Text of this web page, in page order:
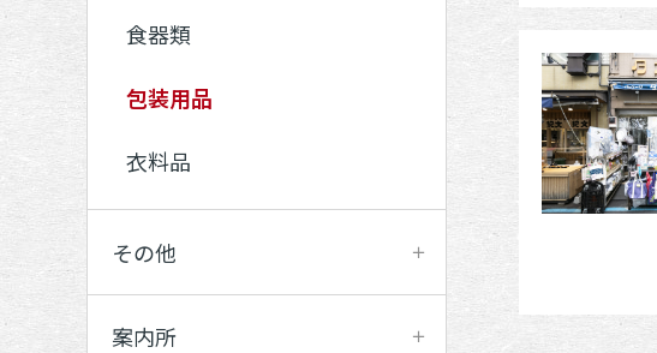
食器類
包装用品
衣料品
その他
案内所